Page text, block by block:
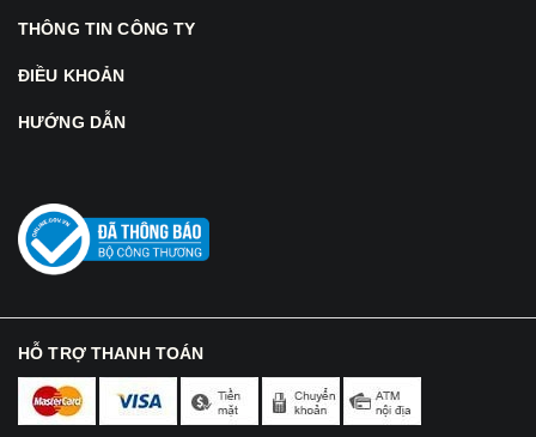
THÔNG TIN CÔNG TY
ĐIỀU KHOẢN
HƯỚNG DẪN
HỖ TRỢ THANH TOÁN